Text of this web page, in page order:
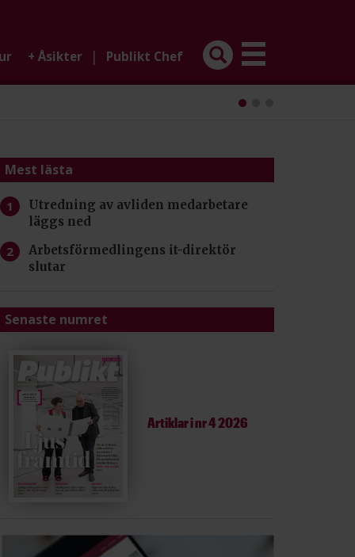
+ Åsikter | Publikt Chef
Mest lästa
Utredning av avliden medarbetare
läggs ned
Arbetsförmedlingens it-direktör
slutar
Senaste numret
Artiklar inr 4 2026